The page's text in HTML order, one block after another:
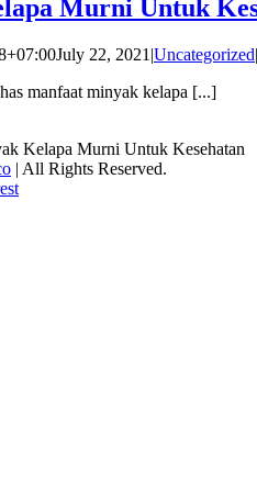
Murni Untuk
July 22, 2021 |Uncategorized|
manfaat minyak kelapa [...]
Kelapa Murni Untuk Kesehatan
| All Rights Reserved.